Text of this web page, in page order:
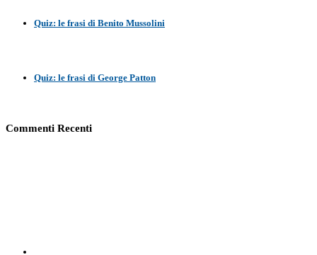
Quiz: le frasi di Benito Mussolini
Quiz: le frasi di George Patton
Commenti Recenti